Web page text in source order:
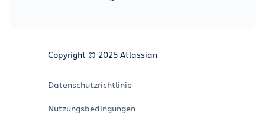
Copyright © 2025 Atlassian
Datenschutzrichtlinie
Nutzungsbedingungen